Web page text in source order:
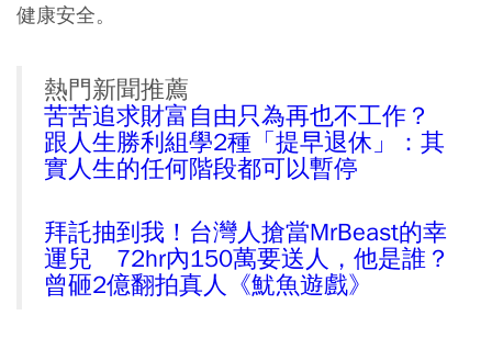
健康安全。
熱門新聞推薦
苦苦追求財富自由只為再也不工作？
跟人生勝利組學2種「提早退休」：其
實人生的任何階段都可以暫停
拜託抽到我！台灣人搶當MrBeast的幸
運兒 72hr內150萬要送人，他是誰？
曾砸2億翻拍真人《魷魚遊戲》